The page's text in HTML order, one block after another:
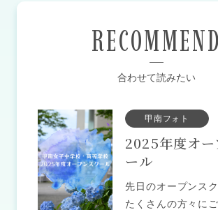
RECOMMEND
合わせて読みたい
甲南フォト
2025年度オー
ール
先日のオープンスク
たくさんの方々に